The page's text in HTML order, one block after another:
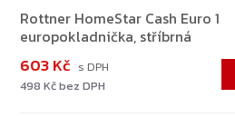
Rottner HomeStar Cash Euro 1
europokladnička, stříbrná
498 Kč bez DPH
603 Kč